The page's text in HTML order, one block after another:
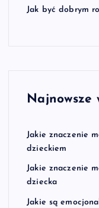
Jak być dobrym
Najnowsze
Jakie znaczenie
dzieckiem
Jakie znaczenie
dziecka
Jakie są